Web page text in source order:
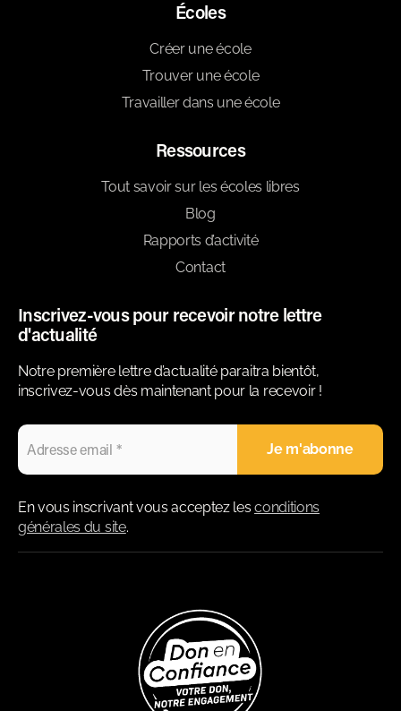
Écoles
Créer une école
Trouver une école
Travailler dans une école
Ressources
Tout savoir sur les écoles libres
Blog
Rapports d’activité
Contact
Inscrivez-vous pour recevoir notre lettre
d'actualité
Notre première lettre d’actualité paraitra bientôt,
inscrivez-vous dès maintenant pour la recevoir !
En vous inscrivant vous acceptez lesconditions
générales du site.